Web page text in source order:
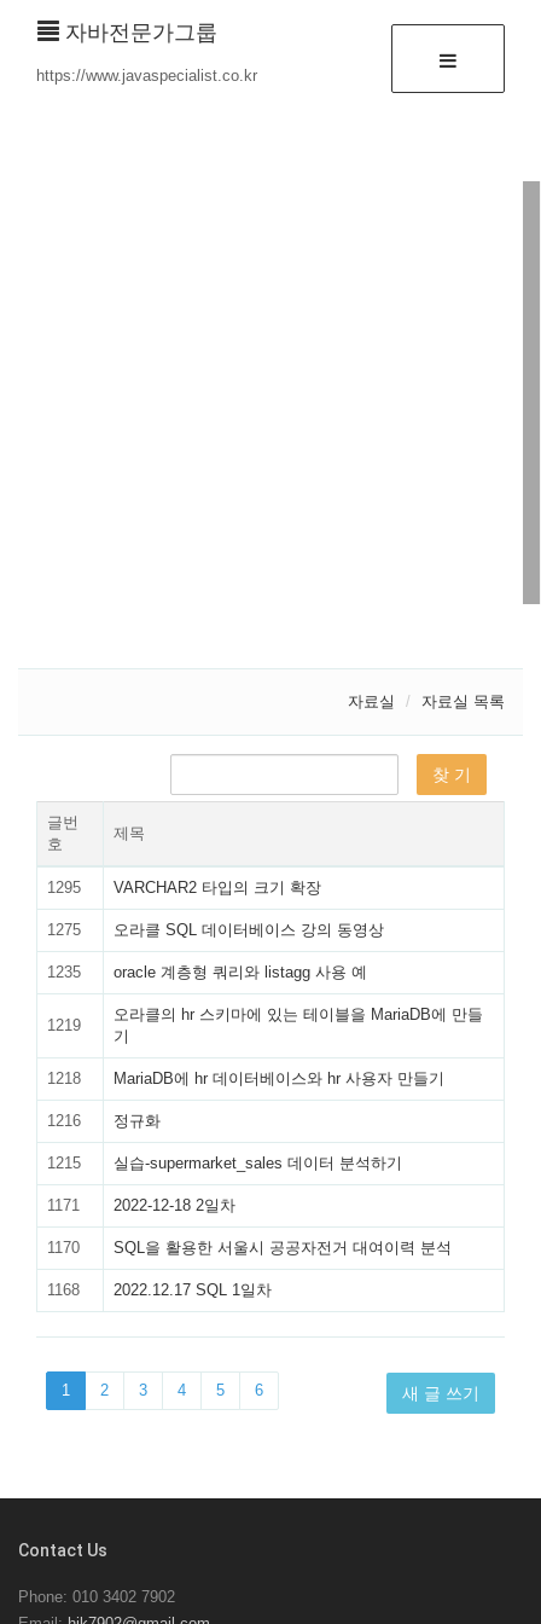
자바전문가그룹
https://www.javaspecialist.co.kr
자료실 자료실 목록
글번
호
제목
1295 VARCHAR2 타입의 크기 확장
1275 오라클 SQL 데이터베이스 강의 동영상
1235 oracle 계층형 쿼리와 listagg 사용 예
1219
오라클의 hr 스키마에 있는 테이블을 MariaDB에 만들
기
1218 MariaDB에 hr 데이터베이스와 hr 사용자 만들기
1216 정규화
1215 실습-supermarket_sales 데이터 분석하기
1171 2022-12-18 2일차
1170 SQL을 활용한 서울시 공공자전거 대여이력 분석
1168 2022.12.17 SQL 1일차
1 2 3 4 5 6 새 글 쓰기
Contact Us
Phone: 010 3402 7902